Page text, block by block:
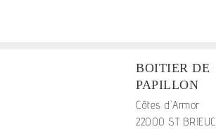
BOITIER DE
PAPILLON
Côtes d'Armor
22000 ST BRIEUC